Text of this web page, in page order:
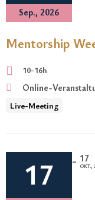
Sep., 2026
Mentorship
10-16h
Online-
Live-Meeting
17 - 17
OKT.,